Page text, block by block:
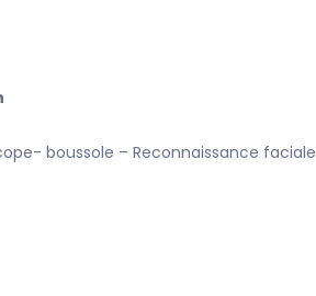
boussole – Reconnaissance faciale